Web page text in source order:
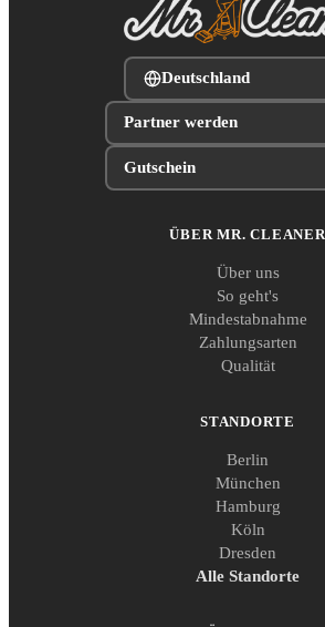
Deutschland
Partner werden
Gutschein
ÜBER MR. CLEANER
Über uns
So geht's
Mindestabnahme
Zahlungsarten
Qualität
STANDORTE
Berlin
München
Hamburg
Köln
Dresden
Alle Standorte